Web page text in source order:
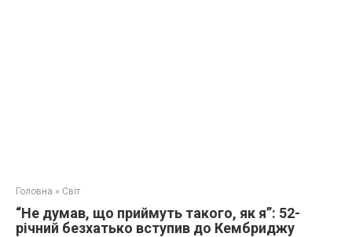
Головна » Світ
“Не думав, що приймуть такого, як я”: 52-
річний безхатько вступив до Кембриджу